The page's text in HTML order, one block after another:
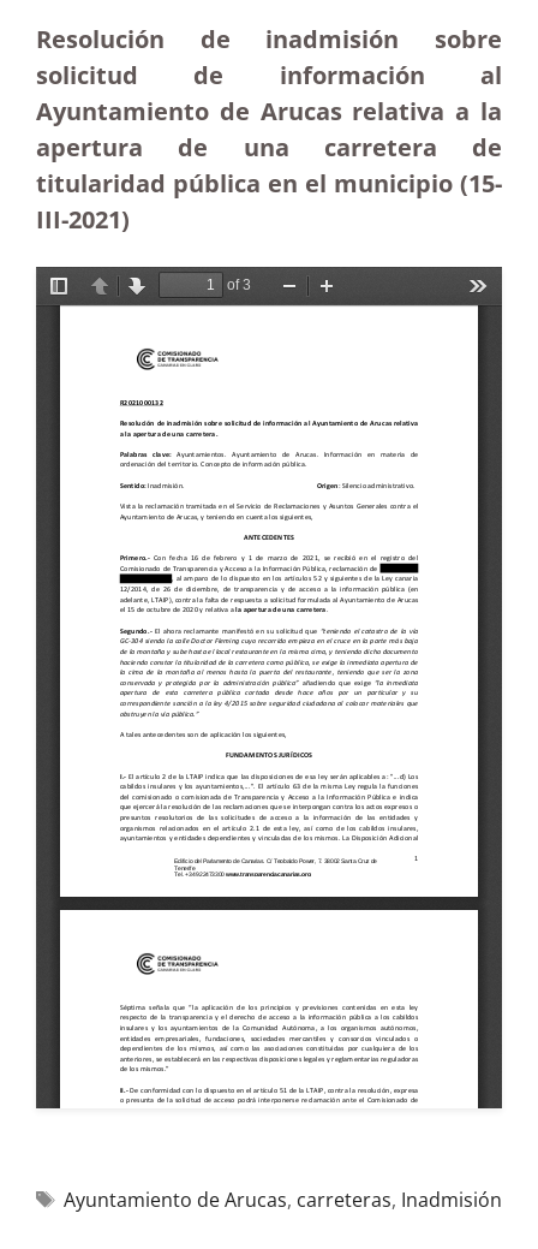
Resolución de inadmisión sobre
solicitud de información al
Ayuntamiento de Arucas relativa a la
apertura de una carretera de
titularidad pública en el municipio (15-
III-2021)
Ayuntamiento de Arucas, carreteras, Inadmisión